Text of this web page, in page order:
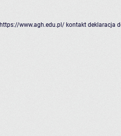
https://www.agh.edu.pl/ kontakt deklaracja